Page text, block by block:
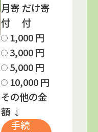
月寄
付
だけ寄
付
1,000 円
3,000 円
5,000 円
10,000 円
その他の金
額 ↓寄付
手続